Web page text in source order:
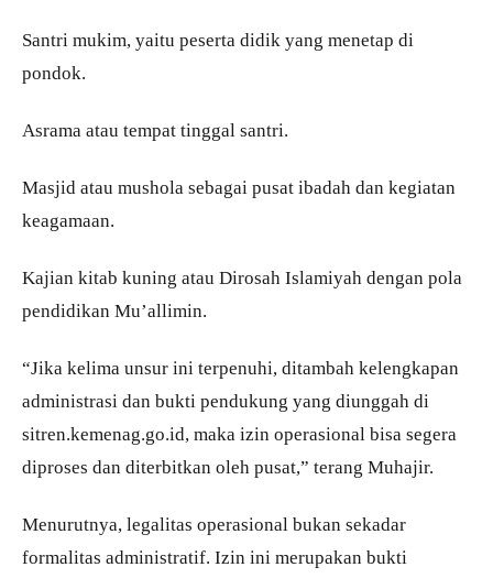
Santri mukim, yaitu peserta didik yang menetap di
pondok.
Asrama atau tempat tinggal santri.
Masjid atau mushola sebagai pusat ibadah dan kegiatan
keagamaan.
Kajian kitab kuning atau Dirosah Islamiyah dengan pola
pendidikan Mu’allimin.
“Jika kelima unsur ini terpenuhi, ditambah kelengkapan
administrasi dan bukti pendukung yang diunggah di
sitren.kemenag.go.id, maka izin operasional bisa segera
diproses dan diterbitkan oleh pusat,” terang Muhajir.
Menurutnya, legalitas operasional bukan sekadar
formalitas administratif. Izin ini merupakan bukti